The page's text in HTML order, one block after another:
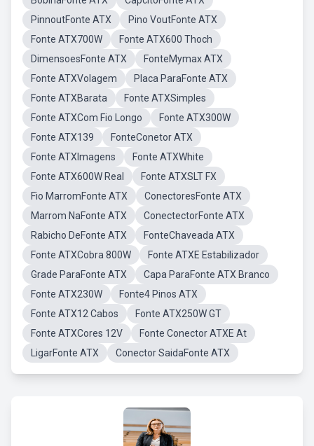
PinnoutFonte ATX
Pino VoutFonte ATX
Fonte ATX700W
Fonte ATX600 Thoch
DimensoesFonte ATX
FonteMymax ATX
Fonte ATXVolagem
Placa ParaFonte ATX
Fonte ATXBarata
Fonte ATXSimples
Fonte ATXCom Fio Longo
Fonte ATX300W
Fonte ATX139
FonteConetor ATX
Fonte ATXImagens
Fonte ATXWhite
Fonte ATX600W Real
Fonte ATXSLT FX
Fio MarromFonte ATX
ConectoresFonte ATX
Marrom NaFonte ATX
ConectectorFonte ATX
Rabicho DeFonte ATX
FonteChaveada ATX
Fonte ATXCobra 800W
Fonte ATXE Estabilizador
Grade ParaFonte ATX
Capa ParaFonte ATX Branco
Fonte ATX230W
Fonte4 Pinos ATX
Fonte ATX12 Cabos
Fonte ATX250W GT
Fonte ATXCores 12V
Fonte Conector ATXE At
LigarFonte ATX
Conector SaidaFonte ATX